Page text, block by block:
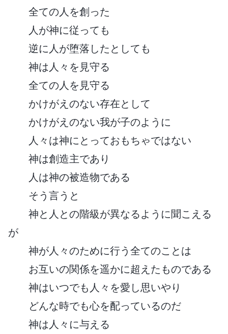
全ての人を創った
人が神に従っても
逆に人が堕落したとしても
神は人々を見守る
全ての人を見守る
かけがえのない存在として
かけがえのない我が子のように
人々は神にとっておもちゃではない
神は創造主であり
人は神の被造物である
そう言うと
神と人との階級が異なるように聞こえる
が
神が人々のために行う全てのことは
お互いの関係を遥かに超えたものである
神はいつでも人々を愛し思いやり
どんな時でも心を配っているのだ
神は人々に与える